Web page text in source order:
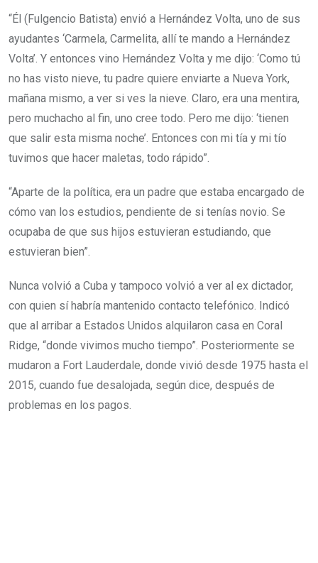
“Él (Fulgencio Batista) envió a Hernández Volta, uno de sus
ayudantes ‘Carmela, Carmelita, allí te mando a Hernández
Volta’. Y entonces vino Hernández Volta y me dijo: ‘Como tú
no has visto nieve, tu padre quiere enviarte a Nueva York,
mañana mismo, a ver si ves la nieve. Claro, era una mentira,
pero muchacho al fin, uno cree todo. Pero me dijo: ‘tienen
que salir esta misma noche’. Entonces con mi tía y mi tío
tuvimos que hacer maletas, todo rápido”.
“Aparte de la política, era un padre que estaba encargado de
cómo van los estudios, pendiente de si tenías novio. Se
ocupaba de que sus hijos estuvieran estudiando, que
estuvieran bien”.
Nunca volvió a Cuba y tampoco volvió a ver al ex dictador,
con quien sí habría mantenido contacto telefónico. Indicó
que al arribar a Estados Unidos alquilaron casa en Coral
Ridge, “donde vivimos mucho tiempo”. Posteriormente se
mudaron a Fort Lauderdale, donde vivió desde 1975 hasta el
2015, cuando fue desalojada, según dice, después de
problemas en los pagos.